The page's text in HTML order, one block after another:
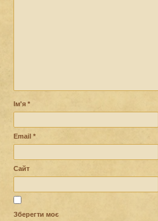
Ім'я *
Email *
Сайт
Зберегти моє